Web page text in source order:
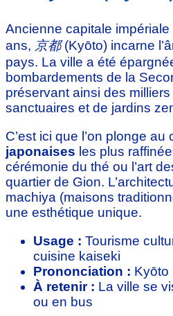
Ancienne capitale
ans, 京都(Kyōto) incarne
pays. La ville a été
bombardements de la
préservant ainsi des
sanctuaires et de jardins
C’est ici que l’on plonge
japonaises les plus
cérémonie du thé ou l’art
quartier de Gion.
machiya (maisons
une esthétique unique.
Usage : Tourisme
cuisine kaiseki
Prononciation : Kyōto
À retenir : La ville se
ou en bus